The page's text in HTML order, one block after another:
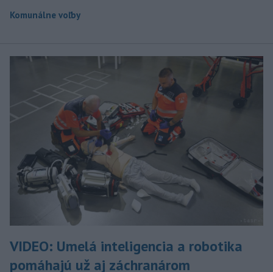
Komunálne voľby
VIDEO: Umelá inteligencia a robotika
pomáhajú už aj záchranárom